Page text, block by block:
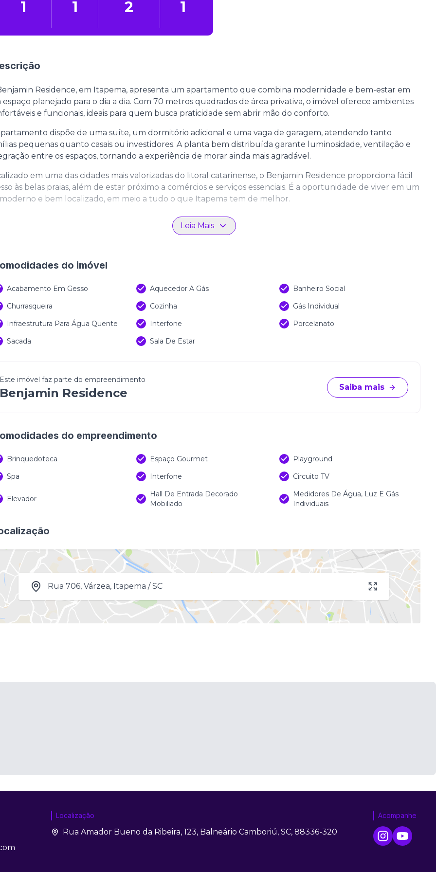
1 1 2 1
Residence, em Itapema, apresenta um apartamento que combina modernidade e bem-estar em
planejado para o dia a dia. Com 70 metros quadrados de área privativa, o imóvel oferece ambientes
e funcionais, ideais para quem busca praticidade sem abrir mão do conforto.
dispõe de uma suíte, um dormitório adicional e uma vaga de garagem, atendendo tanto
pequenas quanto casais ou investidores. A planta bem distribuída garante luminosidade, ventilação e
entre os espaços, tornando a experiência de morar ainda mais agradável.
em uma das cidades mais valorizadas do litoral catarinense, o Benjamin Residence proporciona fácil
às belas praias, além de estar próximo a comércios e serviços essenciais. É a oportunidade de viver em um
e bem localizado, em meio a tudo o que Itapema tem de melhor.
Leia Mais
do imóvel
Acabamento Em Gesso Aquecedor A Gás
Banheiro Social
Churrasqueira
Cozinha
Gás Individual
Infraestrutura Para Água Quente
Interfone
Porcelanato
Sacada
Sala De Estar
Este imóvel faz parte do empreendimento
Benjamin Residence Saiba mais
do empreendimento
Brinquedoteca Espaço Gourmet
Playground
Spa
Interfone Circuito TV
Elevador
Hall De Entrada Decorado
Mobiliado
Medidores De Água, Luz E Gás
Individuais
Rua 706, Várzea, Itapema / SC
Localização
Rua Amador Bueno da Ribeira, 123, Balneário Camboriú, SC, 88336-320
Acompanhe